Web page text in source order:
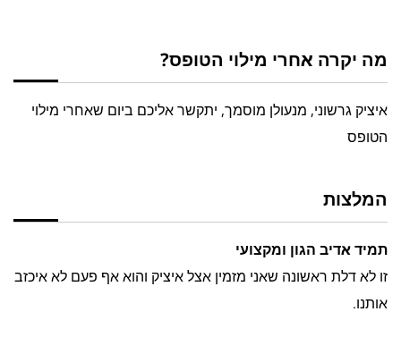
מה יקרה אחרי מילוי הטופס?
איציק גרשוני, מנעולן מוסמך, יתקשר אליכם ביום שאחרי מילוי
הטופס
המלצות
תמיד אדיב הגון ומקצועי
זו לא דלת ראשונה שאני מזמין אצל איציק והוא אף פעם לא איכזב
אותנו.